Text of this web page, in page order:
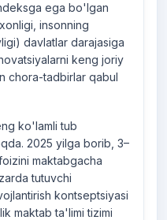
ega bo'lgan
insonning
davlatlar darajasiga
keng joriy
chora-tadbirlar qabul
ko'lamli tub
2025 yilga borib, 3–
maktabgacha
tutuvchi
kontseptsiyasi
maktab ta'limi tizimi